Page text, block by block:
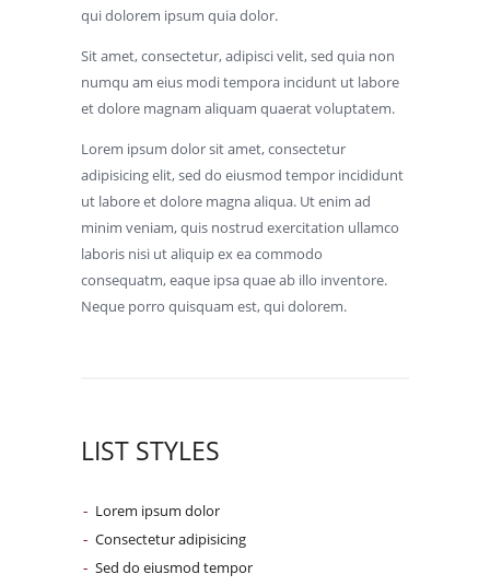
qui dolorem ipsum quia dolor.
Sit amet, consectetur, adipisci velit, sed quia non
numqu am eius modi tempora incidunt ut labore
et dolore magnam aliquam quaerat voluptatem.
Lorem ipsum dolor sit amet, consectetur
adipisicing elit, sed do eiusmod tempor incididunt
ut labore et dolore magna aliqua. Ut enim ad
minim veniam, quis nostrud exercitation ullamco
laboris nisi ut aliquip ex ea commodo
consequatm, eaque ipsa quae ab illo inventore.
Neque porro quisquam est, qui dolorem.
LIST STYLES
Lorem ipsum dolor
Consectetur adipisicing
Sed do eiusmod tempor